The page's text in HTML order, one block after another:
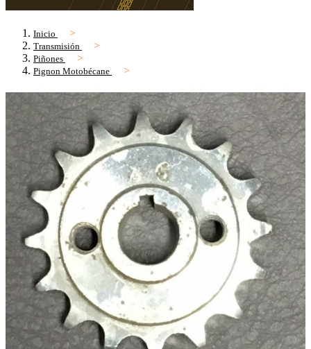
Inicio
Transmisión
Piñones
Pignon Motobécane